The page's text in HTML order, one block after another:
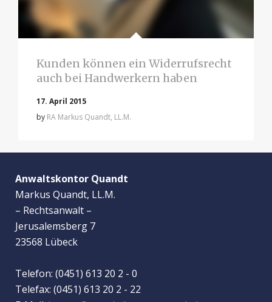
Kunden können ein Widerrufsrecht
auch bei Handwerkern haben
17. April 2015
by RA Markus Quandt, LL.M.
Anwaltskontor Quandt
Markus Quandt, LL.M.
– Rechtsanwalt –
Jerusalemsberg 7
23568 Lübeck
Telefon: (0451) 613 20 2 - 0
Telefax: (0451) 613 20 2 - 22